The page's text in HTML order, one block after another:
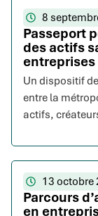
8
Passeport
des actifs
Un dispositif
entre la
actifs,
13 octobre
Parcours
en